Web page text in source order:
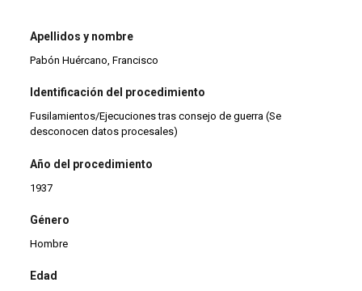
Apellidos y nombre
Pabón Huércano, Francisco
Identificación del procedimiento
Fusilamientos/Ejecuciones tras consejo de guerra (Se
desconocen datos procesales)
Año del procedimiento
1937
Género
Hombre
Edad